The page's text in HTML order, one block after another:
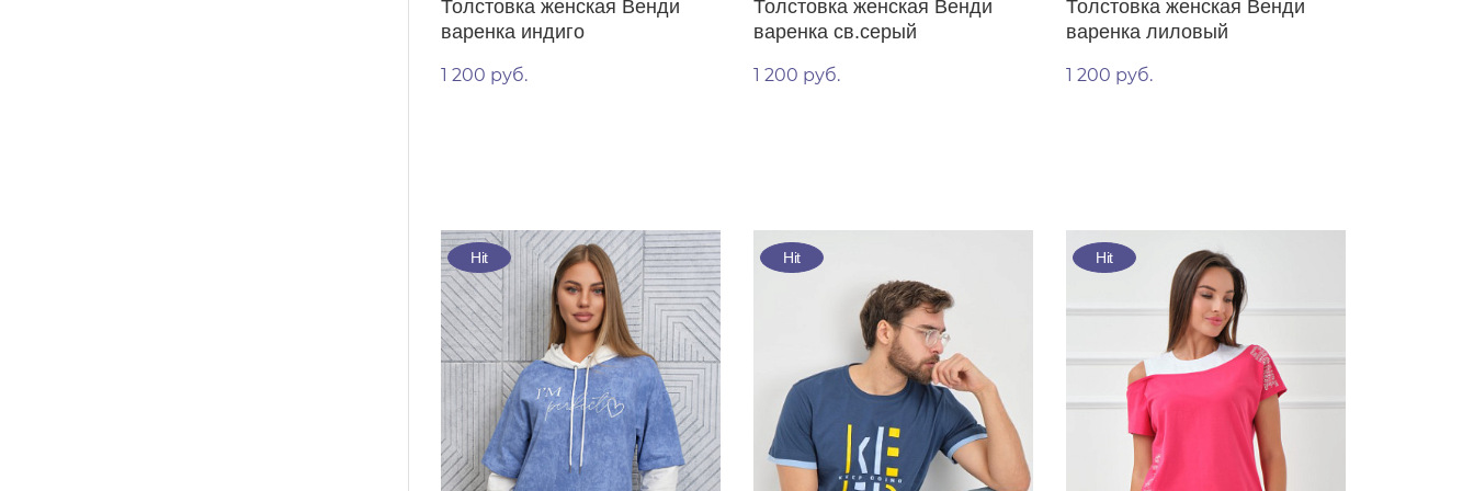
Толстовка женская Венди
варенка индиго
1 200 руб.
Толстовка женская Венди
варенка св.серый
1 200 руб.
Толстовка женская Венди
варенка лиловый
1 200 руб.
Hit Hit Hit